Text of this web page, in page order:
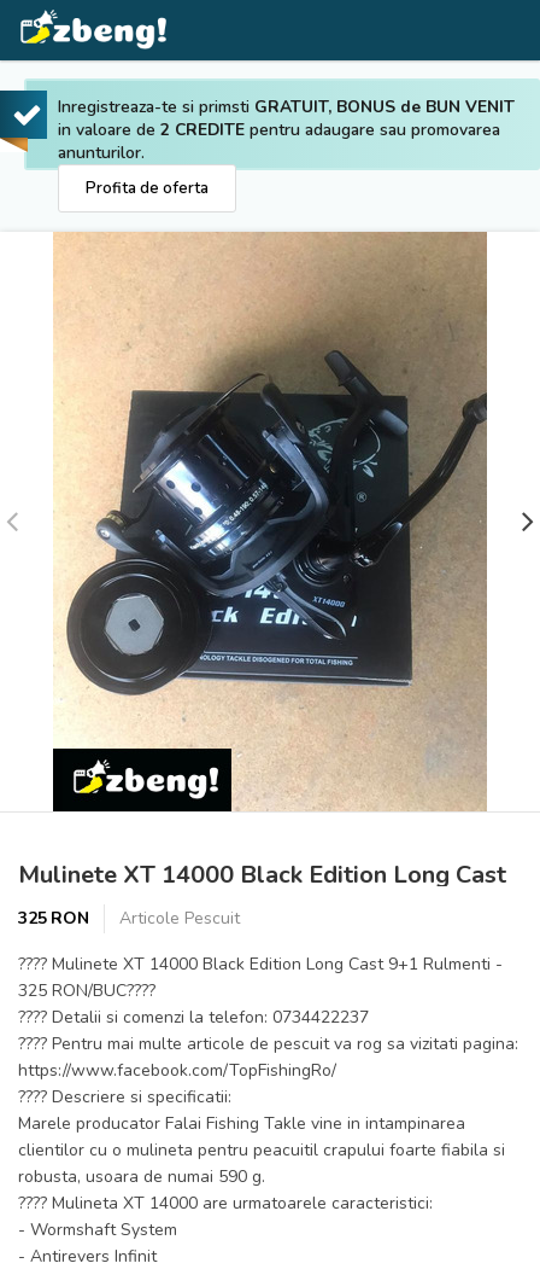
Inregistreaza-te si primsti GRATUIT, BONUS de BUN VENIT
in valoare de 2 CREDITE pentru adaugare sau promovarea
anunturilor.
Profita de oferta
Mulinete XT 14000 Black Edition Long Cast
325 RON
Articole Pescuit
???? Mulinete XT 14000 Black Edition Long Cast 9+1 Rulmenti -
325 RON/BUC????
???? Detalii si comenzi la telefon: 0734422237
???? Pentru mai multe articole de pescuit va rog sa vizitati pagina:
https://www.facebook.com/TopFishingRo/
???? Descriere si specificatii:
Marele producator Falai Fishing Takle vine in intampinarea
clientilor cu o mulineta pentru peacuitil crapului foarte fiabila si
robusta, usoara de numai 590 g.
???? Mulineta XT 14000 are urmatoarele caracteristici:
- Wormshaft System
- Antirevers Infinit